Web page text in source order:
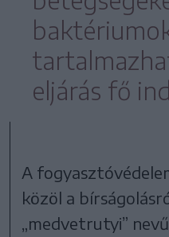
eljárás fő
A
közöl a
„medvetrutyi”